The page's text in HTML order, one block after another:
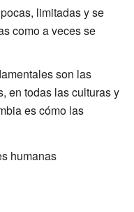
limitadas y se
como a veces se
son las
en todas las culturas y
es cómo las
humanas